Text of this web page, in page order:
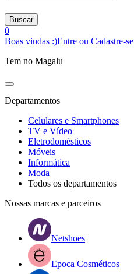
Buscar
0
Boas vindas :)Entre ou Cadastre-se
Tem no Magalu
Departamentos
Celulares e Smartphones
TV e Vídeo
Eletrodomésticos
Móveis
Informática
Moda
Todos os departamentos
Nossas marcas e parceiros
Netshoes
Epoca Cosméticos